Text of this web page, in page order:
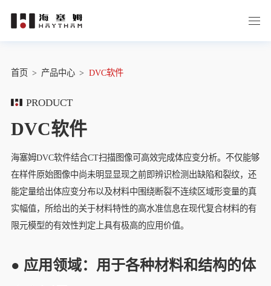
PRODUCT
DVC软件
海塞姆DVC软件结合CT扫描图像可高效完成体应变分析。不仅能够
在样件原始图像中尚未明显显现之前即辨识检测出缺陷和裂纹，还
能定量给出体应变分布以及材料中围绕断裂不连续区域形变量的真
实幅值，所给出的关于材料特性的高水准信息在现代复合材料的有
限元模型的有效性判定上具有极高的应用价值。
● 应用领域：用于各种材料和结构的体
首页 > 产品中心 > DVC软件